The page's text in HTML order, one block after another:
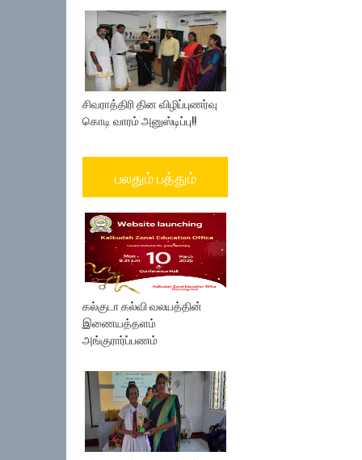
சிவராத்திரி தின விழிப்புணர்வு
கொடி வாரம் அனுஸ்டிப்பு!!
பலதும் பத்தும்
கல்குடா கல்வி வலயத்தின்
இணையத்தளம்
அங்குரார்ப்பணம்